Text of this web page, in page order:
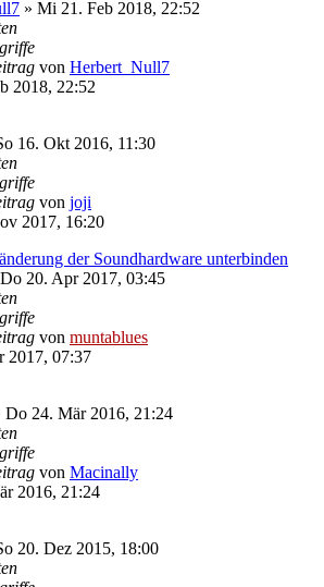
» Mi 21. Feb 2018, 22:52
von Herbert_Null7
2018, 22:52
16. Okt 2016, 11:30
von joji
2017, 16:20
der Soundhardware unterbinden
20. Apr 2017, 03:45
von muntablues
2017, 07:37
Do 24. Mär 2016, 21:24
von Macinally
2016, 21:24
20. Dez 2015, 18:00